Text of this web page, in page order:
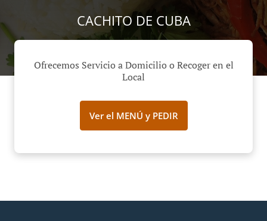
CACHITO DE CUBA
Ofrecemos Servicio a Domicilio o Recoger en el
Local
Ver el MENÚ y PEDIR